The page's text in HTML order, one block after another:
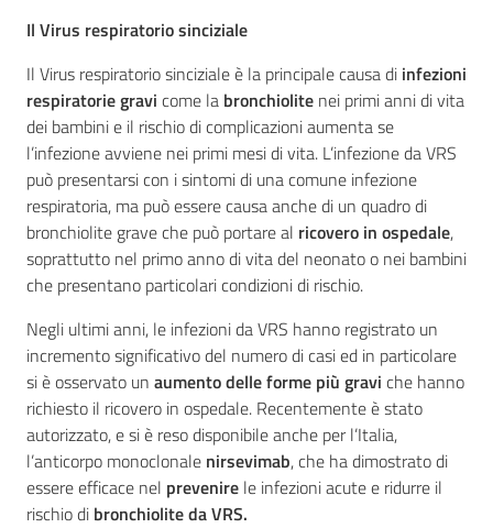
Il Virus respiratorio sinciziale
Il Virus respiratorio sinciziale è la principale causa di infezioni
respiratorie gravi come la bronchiolite nei primi anni di vita
dei bambini e il rischio di complicazioni aumenta se
l’infezione avviene nei primi mesi di vita. L’infezione da VRS
può presentarsi con i sintomi di una comune infezione
respiratoria, ma può essere causa anche di un quadro di
bronchiolite grave che può portare al ricovero in ospedale,
soprattutto nel primo anno di vita del neonato o nei bambini
che presentano particolari condizioni di rischio.
Negli ultimi anni, le infezioni da VRS hanno registrato un
incremento significativo del numero di casi ed in particolare
si è osservato un aumento delle forme più gravi che hanno
richiesto il ricovero in ospedale. Recentemente è stato
autorizzato, e si è reso disponibile anche per l’Italia,
l’anticorpo monoclonale nirsevimab, che ha dimostrato di
essere efficace nel prevenire le infezioni acute e ridurre il
rischio di bronchiolite da VRS.